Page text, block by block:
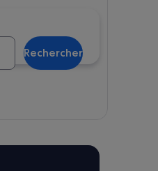
Rechercher